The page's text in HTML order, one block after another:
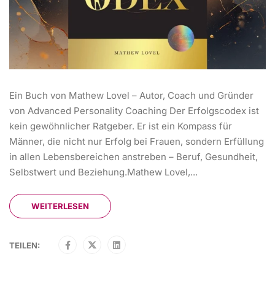
Ein Buch von Mathew Lovel – Autor, Coach und Gründer
von Advanced Personality Coaching Der Erfolgscodex ist
kein gewöhnlicher Ratgeber. Er ist ein Kompass für
Männer, die nicht nur Erfolg bei Frauen, sondern Erfüllung
in allen Lebensbereichen anstreben – Beruf, Gesundheit,
Selbstwert und Beziehung.Mathew Lovel,...
WEITERLESEN
TEILEN: